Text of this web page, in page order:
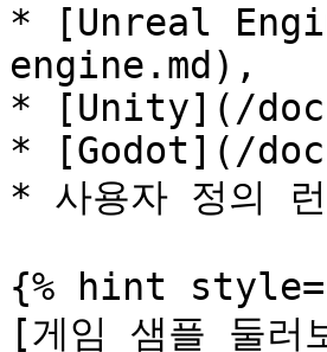
* [Unreal
engine.md),
* [Unity](/
* [Godot](/
* 사용자 정의
{% hint
[게임 샘플 둘